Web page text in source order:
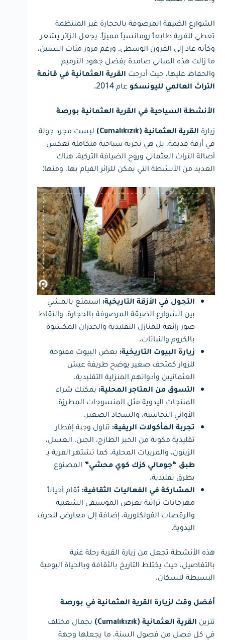
الشوارع الضيقة المرصوفة بالحجارة غير المنتظمة
تعطي للقرية طابعاً رومانسياً مميزاً، يجعل الزائر يشعر
وكأنه عاد إلى القرون الوسطى. ورغم مرور مئات السنين،
ما زالت هذه المباني صامدة بفضل جهود الترميم
والحفاظ عليها، حيث أدرجت القرية العثمانية في قائمة
التراث العالمي لليونسكو عام 2014.
الأنشطة السياحية في القرية العثمانية بورصة
زيارة القرية العثمانية (Cumalıkızık)
ليست مجرد جولة
في أزقة قديمة، بل هي تجربة سياحية متكاملة تعكس
أصالة التراث العثماني وروح الضيافة التركية. هناك
العديد من الأنشطة التي يمكن للزائر القيام بها، ومنها:
التجول في الأزقة التاريخية: استمتع بالمشي
بين الشوارع الضيقة المرصوفة بالحجارة، والتقاط
صور رائعة للمنازل التقليدية والجدران المكسوة
بالكروم والنباتات.
زيارة البيوت التاريخية: بعض البيوت مفتوحة
للزوار كمتحف صغير يوضح طريقة عيش
العثمانيين وأدواتهم المنزلية التقليدية.
التسوق من المتاجر المحلية: يمكنك شراء
المنتجات اليدوية مثل المنسوجات المطرزة،
الأواني النحاسية، والسجاد الصغير.
تجربة المأكولات الريفية: تناول وجبة إفطار
تقليدية مكونة من الخبز الطازج، الجبن، العسل،
الزيتون، والمربيات المحلية. كما تشتهر القرية بـ
طبق “جومالي كزك كوي محشي” المصنوع
بطرق تقليدية.
المشاركة في الفعاليات الثقافية: تُقام أحياناً
مهرجانات تراثية تعرض الموسيقى الشعبية
والرقصات الفولكلورية، إضافة إلى معارض للحرف
اليدوية.
هذه الأنشطة تجعل من زيارة القرية رحلة غنية
بالتفاصيل، حيث يختلط التاريخ بالثقافة وبالحياة اليومية
البسيطة للسكان.
أفضل وقت لزيارة القرية العثمانية في بورصة
تتزين القرية العثمانية (Cumalıkızık)
بجمال مختلف
في كل فصل من فصول السنة، ما يجعلها وجهة